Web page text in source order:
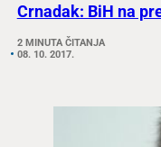
Crnadak: BiH na
2 MINUTA ČITANJA
08. 10. 2017.